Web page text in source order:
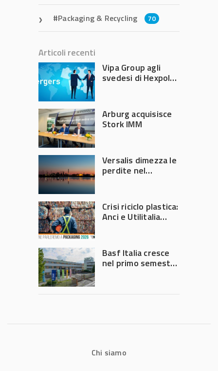
Packaging & Recycling 70
Articoli recenti
Vipa Group agli
svedesi di Hexpol
Arburg acquisisce
Stork IMM
Versalis dimezza le
perdite nel
Crisi riciclo plastica:
Anci e Utilitalia
Governo
Basf Italia cresce
nel primo semestre
Chi siamo